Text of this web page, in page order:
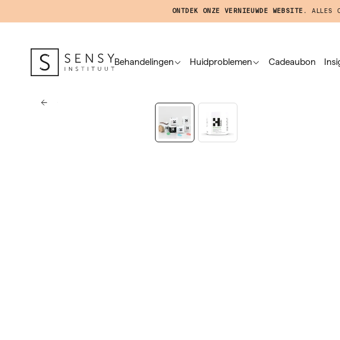
ONTDEK ONZE VERNIEUWDE WEBSITE. ALLES
Behandelingen Huidproblemen Cadeaubon